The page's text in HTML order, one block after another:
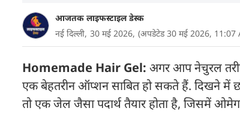
आजतक लाइफस्टाइल डेस्क
नई दिल्ली, 30 मई 2026, (अपडेटेड 30 मई 2026, 11:07
Homemade Hair Gel: अगर आप नेचुरल
एक बेहतरीन ऑप्शन साबित हो सकते हैं. दिखने में
तो एक जेल जैसा पदार्थ तैयार होता है, जिसमें